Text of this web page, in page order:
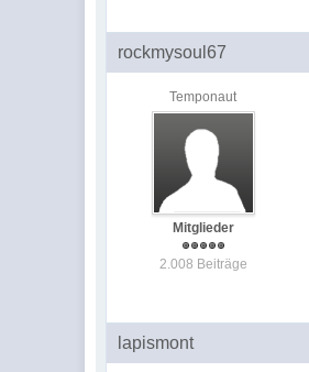
rockmysoul67
Temponaut
Mitglieder
2.008 Beiträge
lapismont